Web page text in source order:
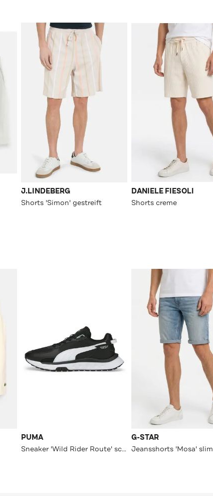
J.LINDEBERG
Shorts 'Simon' gestreift
DANIELE FIESOLI
Shorts creme
PUMA
Sneaker 'Wild Rider Route' schwarz
G-STAR
Jeansshorts 'Mosa' slim